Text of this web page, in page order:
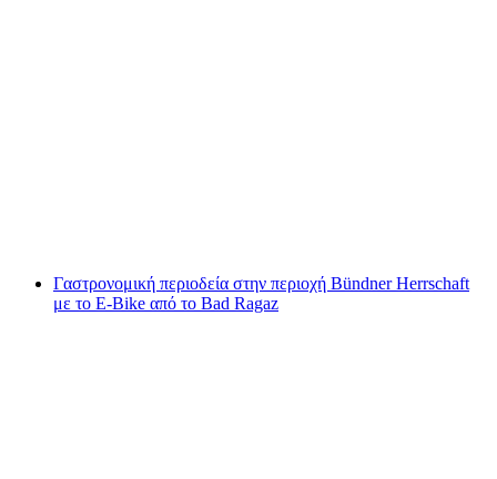
Γαστρονομική περιοδεία στην περιοχή Bündner Herrschaft
με το E-Bike από το Bad Ragaz